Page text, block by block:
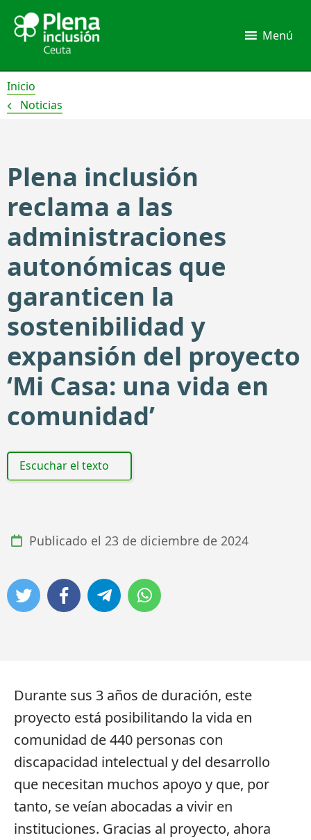
contenido
Menú
Inicio
Noticias
Plena inclusión
reclama a las
administraciones
autonómicas que
garanticen la
sostenibilidad y
expansión del proyecto
‘Mi Casa: una vida en
comunidad’
Escuchar el texto
Publicado el 23 de diciembre de 2024
Durante sus 3 años de duración, este
proyecto está posibilitando la vida en
comunidad de 440 personas con
discapacidad intelectual y del desarrollo
que necesitan muchos apoyo y que, por
tanto, se veían abocadas a vivir en
instituciones. Gracias al proyecto, ahora